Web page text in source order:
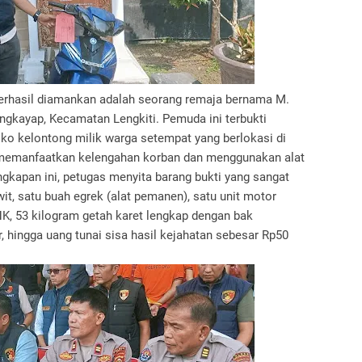
diamankan adalah seorang remaja bernama M.
Kecamatan Lengkiti. Pemuda ini terbukti
kelontong milik warga setempat yang berlokasi di
kelengahan korban dan menggunakan alat
ini, petugas menyita barang bukti yang sangat
satu buah egrek (alat pemanen), satu unit motor
53 kilogram getah karet lengkap dengan bak
hingga uang tunai sisa hasil kejahatan sebesar Rp50